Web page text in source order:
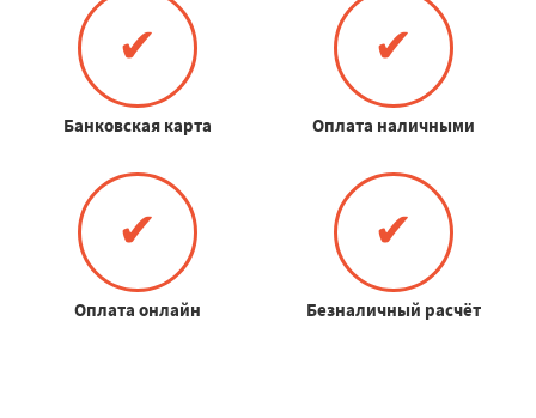
✔
Банковская карта
✔
Оплата наличными
✔
Оплата онлайн
✔
Безналичный расчёт